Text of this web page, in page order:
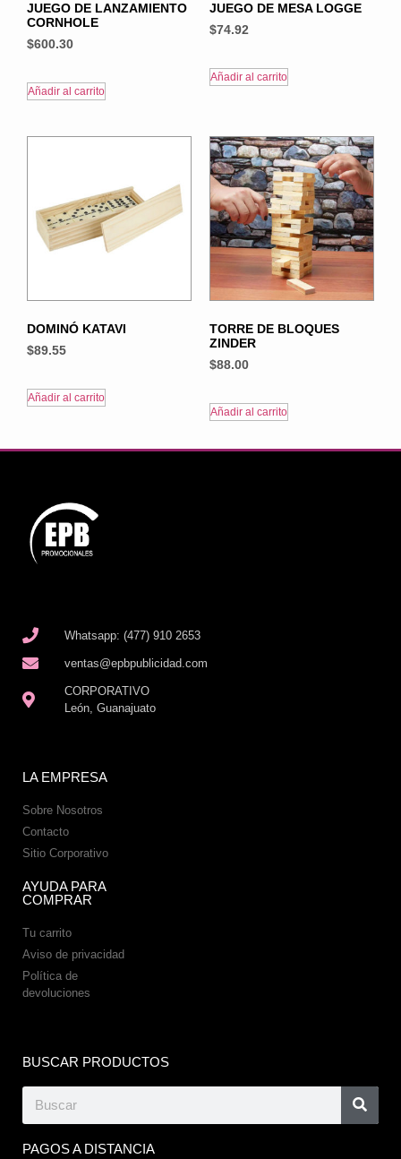
JUEGO DE LANZAMIENTO
CORNHOLE
$600.30
Añadir al carrito
JUEGO DE MESA LOGGE
$74.92
Añadir al carrito
DOMINÓ KATAVI
$89.55
Añadir al carrito
TORRE DE BLOQUES
ZINDER
$88.00
Añadir al carrito
Whatsapp: (477) 910 2653
ventas@epbpublicidad.com
CORPORATIVO
León, Guanajuato
LA EMPRESA
Sobre Nosotros
Contacto
Sitio Corporativo
AYUDA PARA
COMPRAR
Tu carrito
Aviso de privacidad
Política de
devoluciones
BUSCAR PRODUCTOS
PAGOS A DISTANCIA